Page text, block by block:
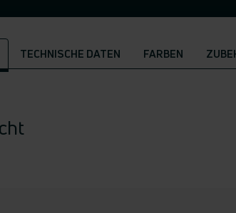
TECHNISCHE DATEN FARBEN